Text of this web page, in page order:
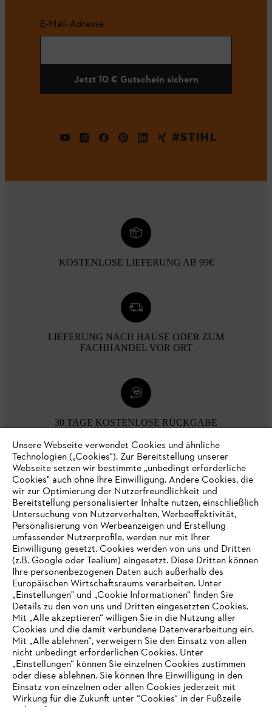
E-Mail-Adresse
Jetzt 10 € Gutschein sichern
#STIHL
KOSTENLOSE LIEFERUNG AB 99€
LIEFERUNG NACH HAUSE ODER ZUM
FACHHANDEL VOR ORT
30 TAGE KOSTENLOSE RÜCKGABE
Zahlungsmöglichkeiten
Unternehmen
Online Shop
Service
IHR BROWSER WIRD NICHT
UNTERSTÜTZT
Unsere Webseite verwendet Cookies und ähnliche
Technologien („Cookies“). Zur Bereitstellung unserer
Webseite setzen wir bestimmte „unbedingt erforderliche
Cookies" auch ohne Ihre Einwilligung. Andere Cookies, die
wir zur Optimierung der Nutzerfreundlichkeit und
Bereitstellung personalisierter Inhalte nutzen, einschließlich
Untersuchung von Nutzerverhalten, Werbeeffektivität,
Personalisierung von Werbeanzeigen und Erstellung
umfassender Nutzerprofile, werden nur mit Ihrer
Einwilligung gesetzt. Cookies werden von uns und Dritten
(z.B. Google oder Tealium) eingesetzt. Diese Dritten können
Ihre personenbezogenen Daten auch außerhalb des
Europäischen Wirtschaftsraums verarbeiten. Unter
„Einstellungen" und „Cookie Informationen“ finden Sie
Details zu den von uns und Dritten eingesetzten Cookies.
Mit „Alle akzeptieren“ willigen Sie in die Nutzung aller
Cookies und die damit verbundene Datenverarbeitung ein.
Mit „Alle ablehnen“, verweigern Sie den Einsatz von allen
nicht unbedingt erforderlichen Cookies. Unter
„Einstellungen“ können Sie einzelnen Cookies zustimmen
oder diese ablehnen. Sie können Ihre Einwilligung in den
Einsatz von einzelnen oder allen Cookies jederzeit mit
Wirkung für die Zukunft unter “Cookies“ in der Fußzeile